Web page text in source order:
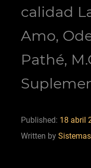
calidad
Amo,
Pathé,
Published: 18 abril
Written by